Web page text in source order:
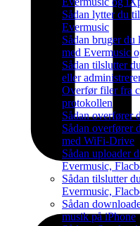
Sådan lytter du
Evermusic
Sådan bruger
med Evermusic
Sådan tilslutter
eller
Overfør filer fra
protokollen
Sådan overfører
Sådan overfører
med WiFi-Drive
Sådan uploader
Evermusic,
Sådan tilslutter
Evermusic,
Sådan
musik på iPhone